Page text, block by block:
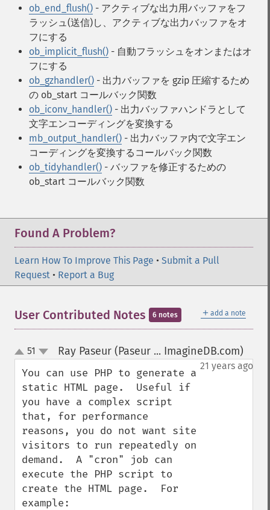
ob_end_flush() - アクティブな出力用バッファをフ
ラッシュ(送信)し、アクティブな出力バッファをオ
フにする
ob_implicit_flush() - 自動フラッシュをオンまたはオ
フにする
ob_gzhandler() - 出力バッファを gzip 圧縮するため
の ob_start コールバック関数
ob_iconv_handler() - 出力バッファハンドラとして
文字エンコーディングを変換する
mb_output_handler() - 出力バッファ内で文字エン
コーディングを変換するコールバック関数
ob_tidyhandler() - バッファを修正するための
ob_start コールバック関数
Found A Problem?
Learn How To Improve This Page • Submit a Pull
Request • Report a Bug
＋ add a note
User Contributed Notes 6 notes
up
down
51 Ray Paseur (Paseur ... ImagineDB.com)
21 years ago
You can use PHP to generate a
static HTML page.  Useful if
you have a complex script
that, for performance
reasons, you do not want site
visitors to run repeatedly on
demand.  A "cron" job can
execute the PHP script to
create the HTML page.  For
example: